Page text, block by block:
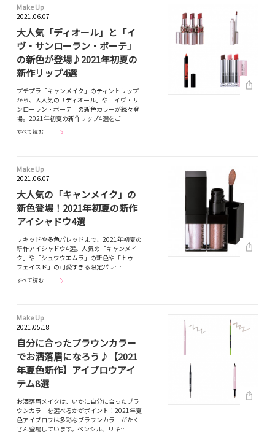
Make Up
2021.06.07
大人気「ディオール」と「イ
ヴ・サンローラン・ボーテ」
の新色が登場♪2021年初夏の
新作リップ4選
プチプラ「キャンメイク」のティントリップ
から、大人気の「ディオール」や「イヴ・サ
ンローラン・ボーテ」の新色カラーが続々登
場。2021年初夏の新作リップ4選をご…
すべて読む
Make Up
2021.06.07
大人気の「キャンメイク」の
新色登場！2021年初夏の新作
アイシャドウ4選
リキッドや多色パレッドまで、2021年初夏の
新作アイシャドウ4選。人気の「キャンメイ
ク」や「シュウウエムラ」の新色や「トゥー
フェイスド」の可愛すぎる限定パレ…
すべて読む
Make Up
2021.05.18
自分に合ったブラウンカラー
でお洒落眉になろう♪【2021
年夏色新作】アイブロウアイ
テム8選
お洒落眉メイクは、いかに自分に合ったブラ
ウンカラーを選べるかがポイント！2021年夏
色アイブロウは多彩なブラウンカラーがたく
さん登場しています。ペンシル、リキ…